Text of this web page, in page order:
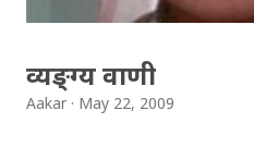
व्यङ्ग्य वाणी
Aakar May 22, 2009